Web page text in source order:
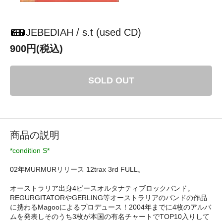
JEBEDIAH / s.t (used CD)
900円(税込)
SOLD OUT
商品の説明
*condition S*
02年MURMURリリース 12trax 3rd FULL。
オーストラリア出身4ピースオルタナティブロックバンド。
REGURGITATORやGERLING等オーストラリアのバンドの作品
に携わるMagooによるプロデュース！2004年までに4枚のアルバ
ムを発表しそのうち3枚が本国の有名チャートでTOP10入りして